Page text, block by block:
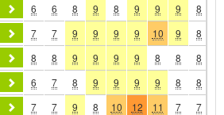
6 6 8 9 8 9 9 9 8
7 7 9 9 9 9 10 9 8
8 8 9 9 9 9 8 8 8
6 7 8 9 9 9 9 8 8
7 7 9 8 10 12 11 7 7